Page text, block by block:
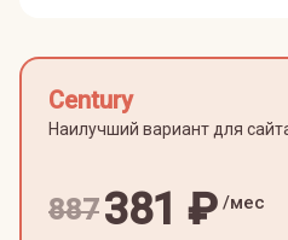
Century
Наилучший вариант для
887381 ₽ /мес